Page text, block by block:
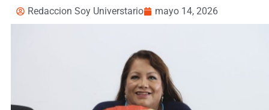
Redaccion Soy Universtario mayo 14, 2026